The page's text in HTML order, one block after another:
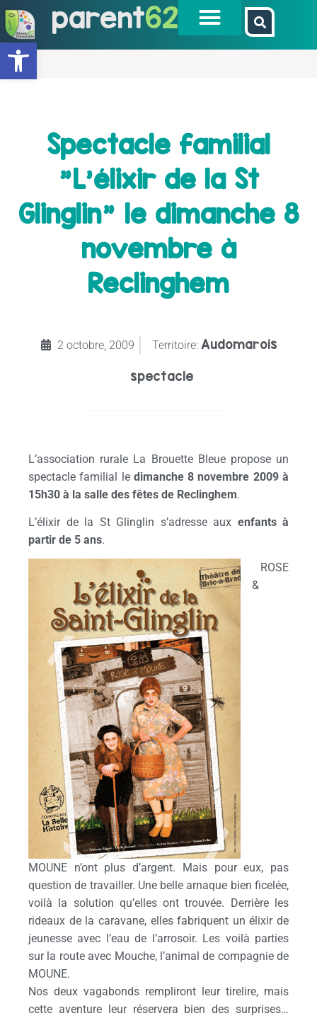
Ouvrir la barre d’outils
parent62
Spectacle familial
"L'élixir de la St
Glinglin" le dimanche 8
novembre à
Reclinghem
2 octobre, 2009 Territoire: Audomarois
spectacle
L’association rurale La Brouette Bleue propose un
spectacle familial le dimanche 8 novembre 2009 à
15h30 à la salle des fêtes de Reclinghem.
L’élixir de la St Glinglin s’adresse aux enfants à
partir de 5 ans.
ROSE
&
MOUNE n’ont plus d’argent. Mais pour eux, pas
question de travailler. Une belle arnaque bien ficelée,
voilà la solution qu’elles ont trouvée. Derrière les
rideaux de la caravane, elles fabriquent un élixir de
jeunesse avec l’eau de l’arrosoir. Les voilà parties
sur la route avec Mouche, l’animal de compagnie de
MOUNE.
Nos deux vagabonds rempliront leur tirelire, mais
cette aventure leur réservera bien des surprises…